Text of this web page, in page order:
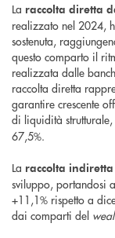
La raccolta diretta
realizzato nel 2024,
sostenuta,
questo comparto il
realizzata dalle
raccolta diretta
garantire crescente
di liquidità strutturale,
67,5%.
La raccolta indiretta
sviluppo, portandosi
+11,1% rispetto a
dai comparti del